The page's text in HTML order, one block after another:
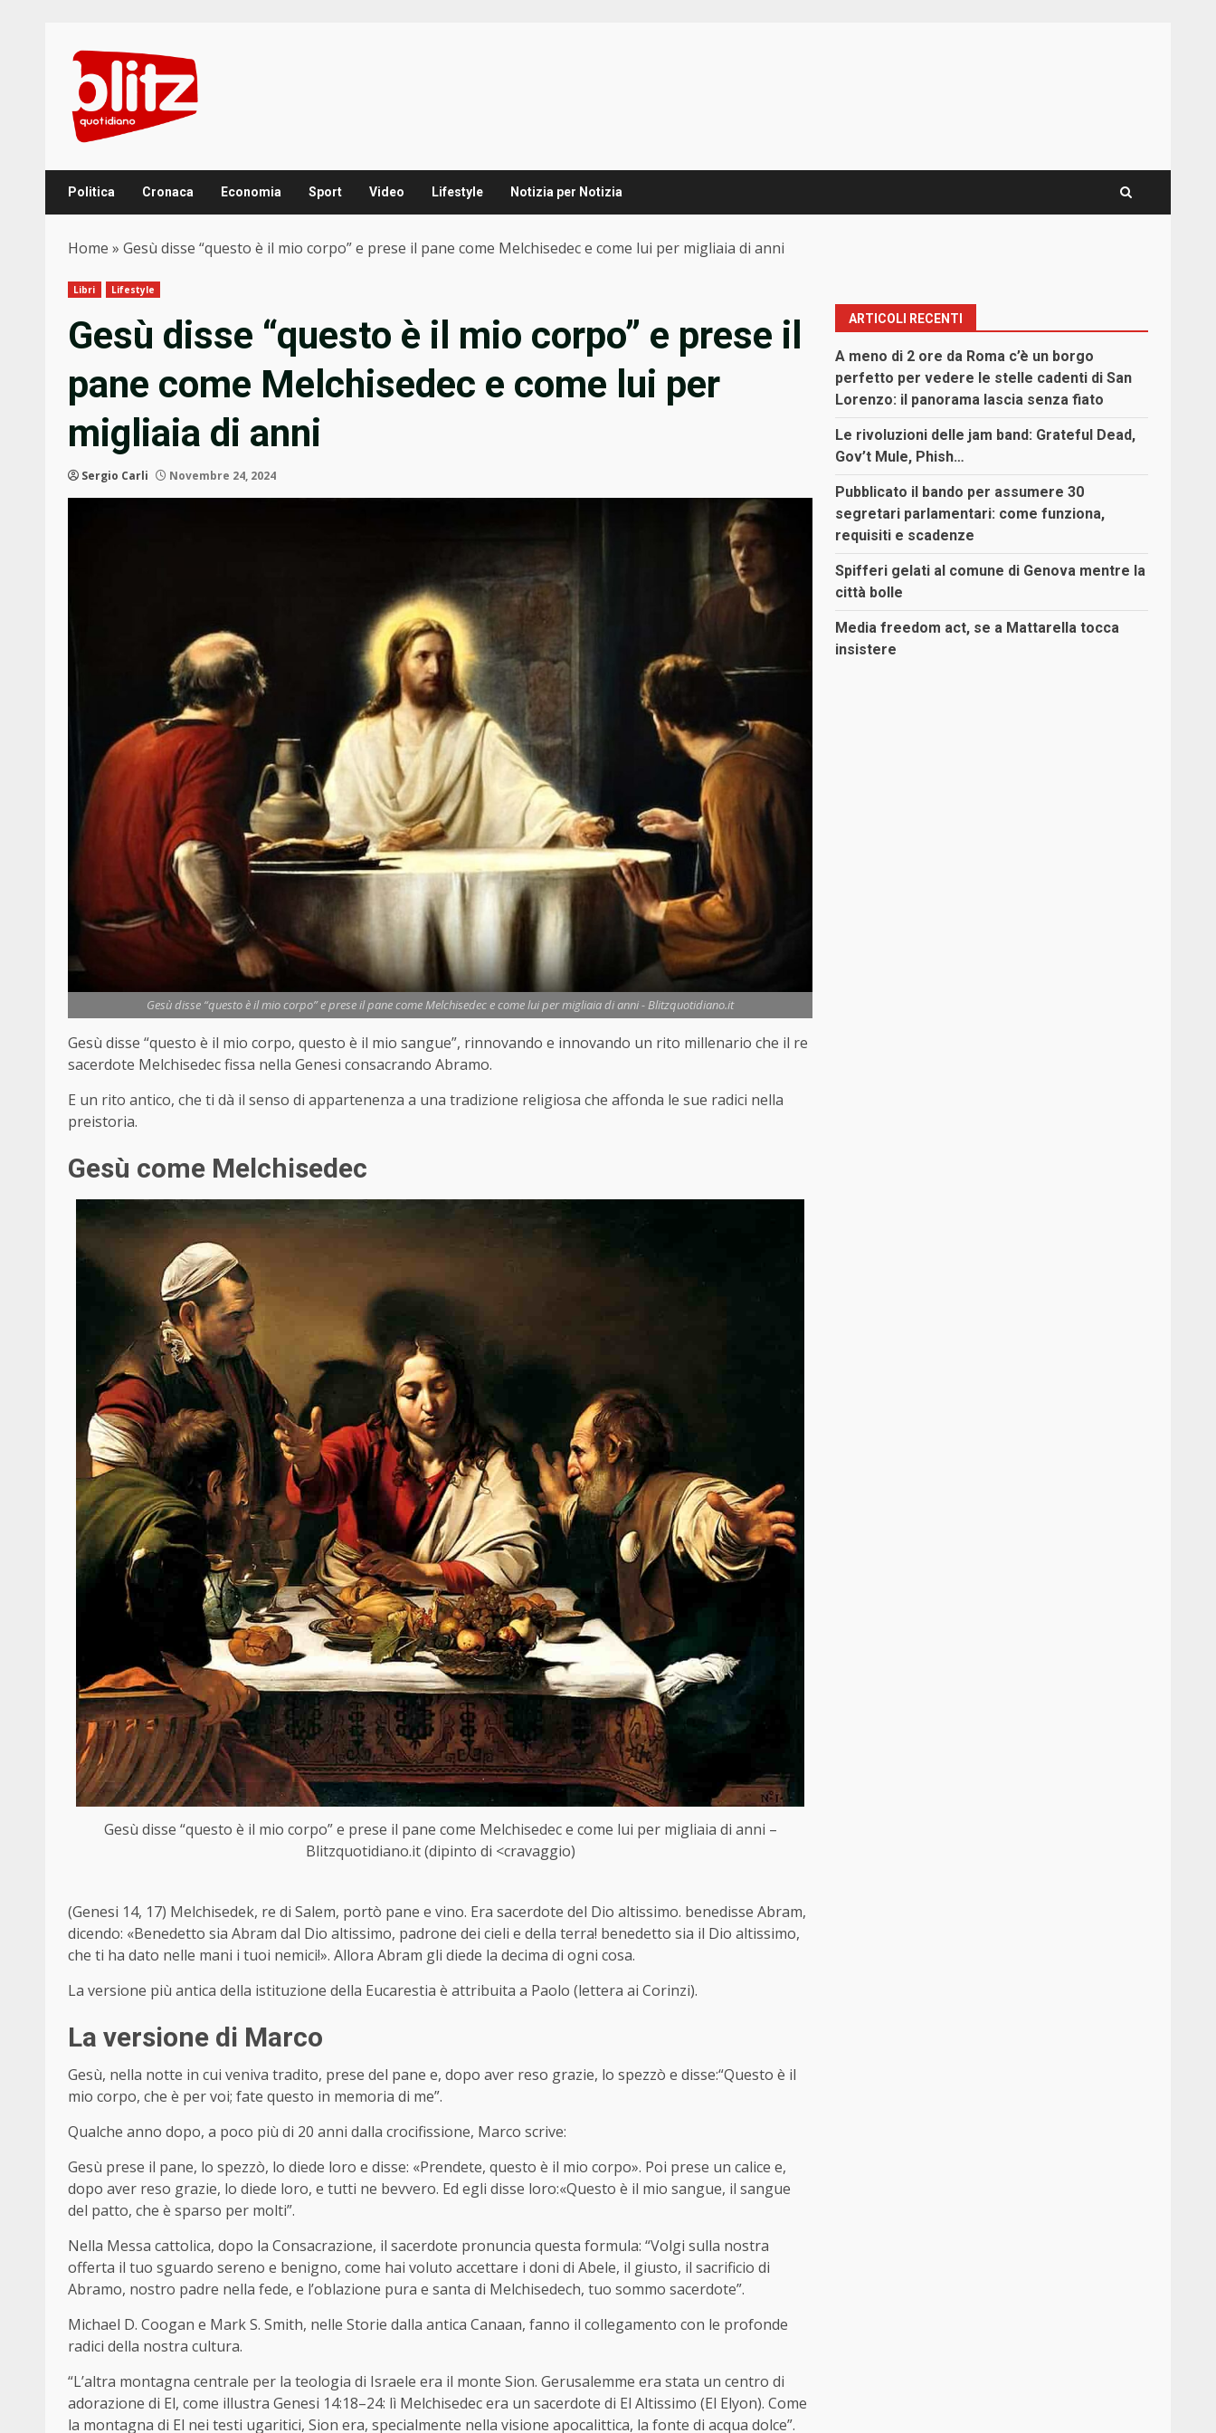
content
Politica Cronaca Economia Sport Video Lifestyle Notizia per Notizia
Home » Gesù disse “questo è il mio corpo” e prese il pane come Melchisedec e come lui per migliaia di anni
Libri Lifestyle
Gesù disse “questo è il mio corpo” e prese il
pane come Melchisedec e come lui per
migliaia di anni
Sergio Carli Novembre 24, 2024
Gesù disse “questo è il mio corpo” e prese il pane come Melchisedec e come lui per migliaia di anni - Blitzquotidiano.it
Gesù disse “questo è il mio corpo, questo è il mio sangue”, rinnovando e innovando un rito millenario che il re
sacerdote Melchisedec fissa nella Genesi consacrando Abramo.
E un rito antico, che ti dà il senso di appartenenza a una tradizione religiosa che affonda le sue radici nella
preistoria.
Gesù come Melchisedec
Gesù disse “questo è il mio corpo” e prese il pane come Melchisedec e come lui per migliaia di anni –
Blitzquotidiano.it (dipinto di <cravaggio)
(Genesi 14, 17) Melchisedek, re di Salem, portò pane e vino. Era sacerdote del Dio altissimo. benedisse Abram,
dicendo: «Benedetto sia Abram dal Dio altissimo, padrone dei cieli e della terra! benedetto sia il Dio altissimo,
che ti ha dato nelle mani i tuoi nemici!». Allora Abram gli diede la decima di ogni cosa.
La versione più antica della istituzione della Eucarestia è attribuita a Paolo (lettera ai Corinzi).
La versione di Marco
Gesù, nella notte in cui veniva tradito, prese del pane e, dopo aver reso grazie, lo spezzò e disse:“Questo è il
mio corpo, che è per voi; fate questo in memoria di me”.
Qualche anno dopo, a poco più di 20 anni dalla crocifissione, Marco scrive:
Gesù prese il pane, lo spezzò, lo diede loro e disse: «Prendete, questo è il mio corpo». Poi prese un calice e,
dopo aver reso grazie, lo diede loro, e tutti ne bevvero. Ed egli disse loro:«Questo è il mio sangue, il sangue
del patto, che è sparso per molti”.
Nella Messa cattolica, dopo la Consacrazione, il sacerdote pronuncia questa formula: “Volgi sulla nostra
offerta il tuo sguardo sereno e benigno, come hai voluto accettare i doni di Abele, il giusto, il sacrificio di
Abramo, nostro padre nella fede, e l’oblazione pura e santa di Melchisedech, tuo sommo sacerdote”.
Michael D. Coogan e Mark S. Smith, nelle Storie dalla antica Canaan, fanno il collegamento con le profonde
radici della nostra cultura.
“L’altra montagna centrale per la teologia di Israele era il monte Sion. Gerusalemme era stata un centro di
adorazione di El, come illustra Genesi 14:18–24: lì Melchisedec era un sacerdote di El Altissimo (El Elyon). Come
la montagna di El nei testi ugaritici, Sion era, specialmente nella visione apocalittica, la fonte di acqua dolce”.
ARTICOLI RECENTI
A meno di 2 ore da Roma c’è un borgo
perfetto per vedere le stelle cadenti di San
Lorenzo: il panorama lascia senza fiato
Le rivoluzioni delle jam band: Grateful Dead,
Gov’t Mule, Phish…
Pubblicato il bando per assumere 30
segretari parlamentari: come funziona,
requisiti e scadenze
Spifferi gelati al comune di Genova mentre la
città bolle
Media freedom act, se a Mattarella tocca
insistere